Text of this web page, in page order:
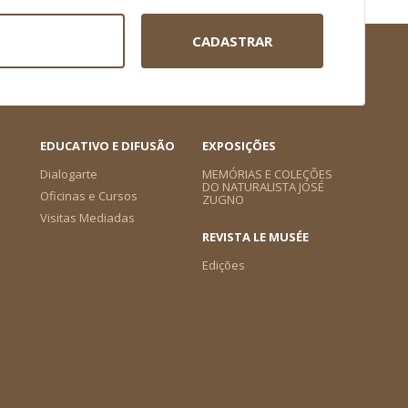
CADASTRAR
EDUCATIVO E DIFUSÃO
Dialogarte
Oficinas e Cursos
Visitas Mediadas
EXPOSIÇÕES
MEMÓRIAS E COLEÇÕES
DO NATURALISTA JOSÉ
ZUGNO
REVISTA LE MUSÉE
Edições